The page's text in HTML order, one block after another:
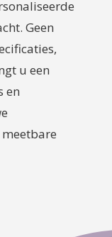
Geen
u een
en